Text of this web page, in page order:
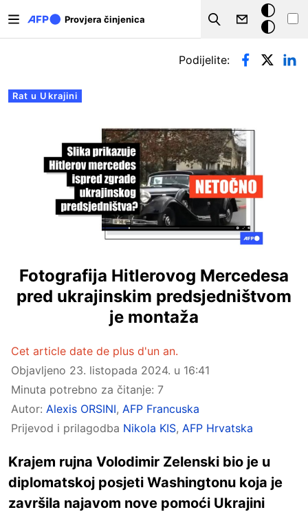
Provjera činjenica
Search
Tamna
pozadina
Primarne oznake
Rat u Ukrajini
Podijelite:
Fotografija Hitlerovog Mercedesa
pred ukrajinskim predsjedništvom
je montaža
Cet article date de plus d'un an.
Objavljeno 23. listopada 2024. u 16:41
Minuta potrebno za čitanje: 7
Autor: Alexis ORSINI, AFP Francuska
Prijevod i prilagodba Nikola KIS, AFP Hrvatska
Krajem rujna Volodimir Zelenski bio je u
diplomatskoj posjeti Washingtonu koja je
završila najavom nove pomoći Ukrajini